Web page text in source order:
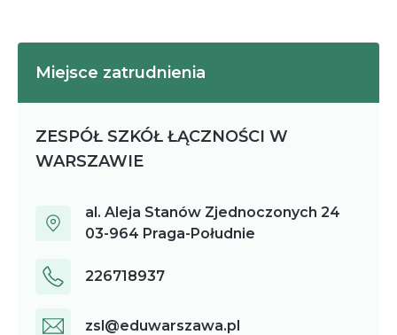
Miejsce zatrudnienia
ZESPÓŁ SZKÓŁ ŁĄCZNOŚCI W
WARSZAWIE
al. Aleja Stanów Zjednoczonych 24
03-964 Praga-Południe
226718937
zsl@eduwarszawa.pl